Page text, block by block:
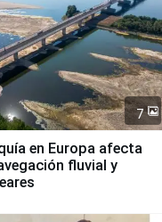
7
en Europa afecta
fluvial y